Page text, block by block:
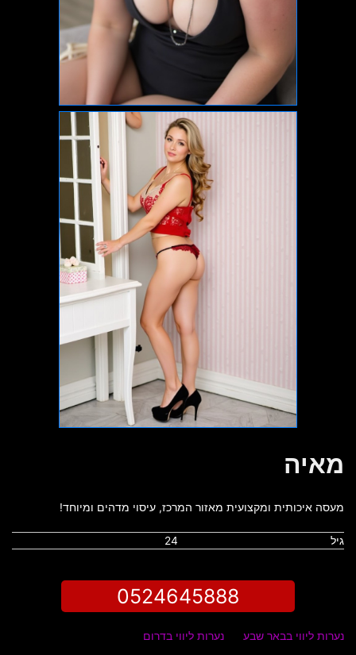
מאיה
מעסה איכותית ומקצועית מאזור המרכז, עיסוי מדהים ומיוחד!
גיל 24
0524645888
נערות ליווי בבאר שבע נערות ליווי בדרום